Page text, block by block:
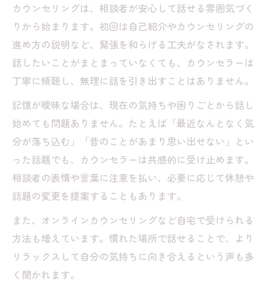
カウンセリングは、相談者が安心して話せる雰囲気づく
りから始まります。初回は自己紹介やカウンセリングの
進め方の説明など、緊張を和らげる工夫がなされます。
話したいことがまとまっていなくても、カウンセラーは
丁寧に傾聴し、無理に話を引き出すことはありません。
記憶が曖昧な場合は、現在の気持ちや困りごとから話し
始めても問題ありません。たとえば「最近なんとなく気
分が落ち込む」「昔のことがあまり思い出せない」とい
った話題でも、カウンセラーは共感的に受け止めます。
相談者の表情や言葉に注意を払い、必要に応じて休憩や
話題の変更を提案することもあります。
また、オンラインカウンセリングなど自宅で受けられる
方法も増えています。慣れた場所で話せることで、より
リラックスして自分の気持ちに向き合えるという声も多
く聞かれます。